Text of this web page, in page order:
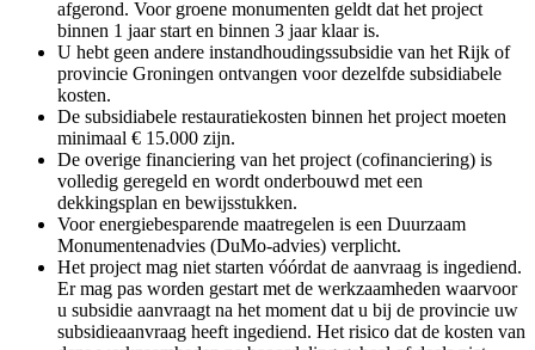
afgerond. Voor groene monumenten geldt dat het project
binnen 1 jaar start en binnen 3 jaar klaar is.
U hebt geen andere instandhoudingssubsidie van het Rijk of
provincie Groningen ontvangen voor dezelfde subsidiabele
kosten.
De subsidiabele restauratiekosten binnen het project moeten
minimaal € 15.000 zijn.
De overige financiering van het project (cofinanciering) is
volledig geregeld en wordt onderbouwd met een
dekkingsplan en bewijsstukken.
Voor energiebesparende maatregelen is een Duurzaam
Monumentenadvies (DuMo-advies) verplicht.
Het project mag niet starten vóórdat de aanvraag is ingediend.
Er mag pas worden gestart met de werkzaamheden waarvoor
u subsidie aanvraagt na het moment dat u bij de provincie uw
subsidieaanvraag heeft ingediend. Het risico dat de kosten van